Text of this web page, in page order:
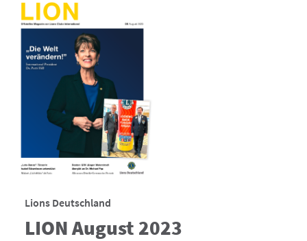
Lions Deutschland
LION August 2023